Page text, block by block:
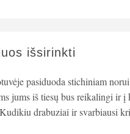
išsirinkti
pasiduoda stichiniam
jums iš tiesų bus reikalingi ir į
drabuziai ir svarbiausi